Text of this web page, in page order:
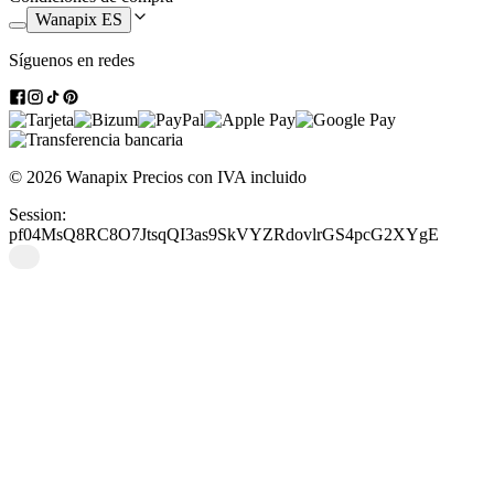
Ventajas de los llaveros de madera personalizados
Si estás aquí es porque te has animado a crear un llavero de madera
personalizado, ya sea para ti o para regalar en algún evento, y
nosotros queremos definir cuales son las
personalizados
Originales: nuestros llaveros de madera con formas son los más
originales del mercado. Con ellos sorprenderás sin ningún tipo
de esfuerzo.
Personalizados
los diseños que te ofrecemos o personalizarlo a tu gusto desde
cero. Siempre verás el diseño previo antes de confirmar tu
Wanapix ES
Síguenos en redes
© 2026 Wanapix Precios con IVA incluido
Session:
pf04MsQ8RC8O7JtsqQI3as9SkVYZRdovlrGS4pcG2XYgE